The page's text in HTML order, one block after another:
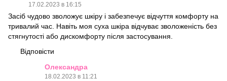
17.02.2023 в 16:15
Засіб чудово зволожує шкіру і забезпечує відчуття комфорту на
тривалий час. Навіть моя суха шкіра відчуває зволоженість без
стягнутості або дискомфорту після застосування.
Відповісти
Олександра
18.02.2023 в 11:21